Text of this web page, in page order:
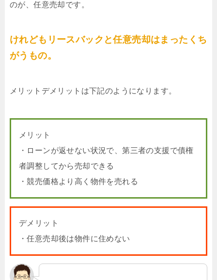
のが、任意売却です。
けれどもリースバックと任意売却はまったくち
がうもの。
メリットデメリットは下記のようになります。
メリット
・ローンが返せない状況で、第三者の支援で債権
者調整してから売却できる
・競売価格より高く物件を売れる
デメリット
・任意売却後は物件に住めない